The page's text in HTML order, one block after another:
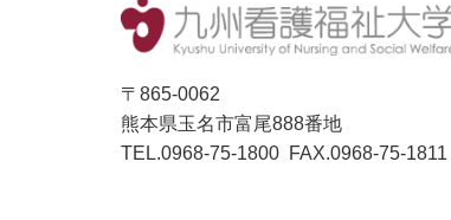
〒865-0062
熊本県玉名市富尾888番地
TEL.0968-75-1800 FAX.0968-75-1811